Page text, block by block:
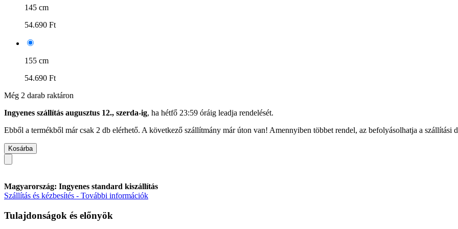
145 cm
54.690 Ft
155 cm
54.690 Ft
Még 2 darab raktáron
Ingyenes szállítás augusztus 12., szerda-ig, ha hétfő 23:59 óráig leadja rendelését.
Ebből a termékből már csak 2 db elérhető. A következő szállítmány már úton van! Amennyiben többet rendel, az befolyásolhatja a szállítási
Kosárba
Magyarország: Ingyenes standard kiszállítás
Szállítás és kézbesítés - További információk
Tulajdonságok és előnyök